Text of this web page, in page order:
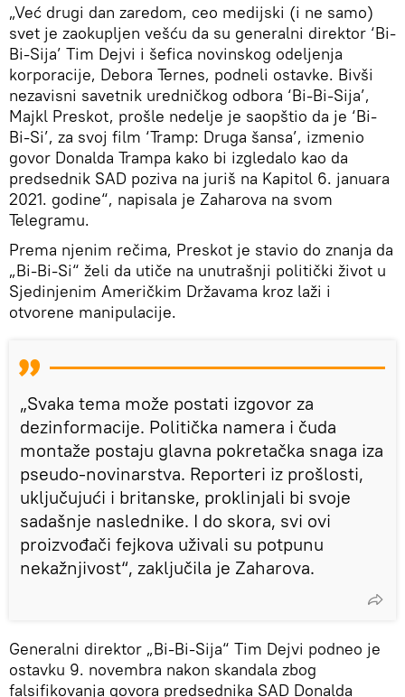
„Već drugi dan zaredom, ceo medijski (i ne samo)
svet je zaokupljen vešću da su generalni direktor ‘Bi-
Bi-Sija’ Tim Dejvi i šefica novinskog odeljenja
korporacije, Debora Ternes, podneli ostavke. Bivši
nezavisni savetnik uredničkog odbora ‘Bi-Bi-Sija’,
Majkl Preskot, prošle nedelje je saopštio da je ‘Bi-
Bi-Si’, za svoj film ‘Tramp: Druga šansa’, izmenio
govor Donalda Trampa kako bi izgledalo kao da
predsednik SAD poziva na juriš na Kapitol 6. januara
2021. godine“, napisala je Zaharova na svom
Telegramu.
Prema njenim rečima, Preskot je stavio do znanja da
„Bi-Bi-Si“ želi da utiče na unutrašnji politički život u
Sjedinjenim Američkim Državama kroz laži i
otvorene manipulacije.
„Svaka tema može postati izgovor za
dezinformacije. Politička namera i čuda
montaže postaju glavna pokretačka snaga iza
pseudo-novinarstva. Reporteri iz prošlosti,
uključujući i britanske, proklinjali bi svoje
sadašnje naslednike. I do skora, svi ovi
proizvođači fejkova uživali su potpunu
nekažnjivost“, zaključila je Zaharova.
Generalni direktor „Bi-Bi-Sija“ Tim Dejvi podneo je
ostavku 9. novembra nakon skandala zbog
falsifikovanja govora predsednika SAD Donalda